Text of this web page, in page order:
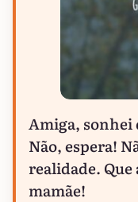
Amiga, sonhei
Não, espera!
realidade.
mamãe!